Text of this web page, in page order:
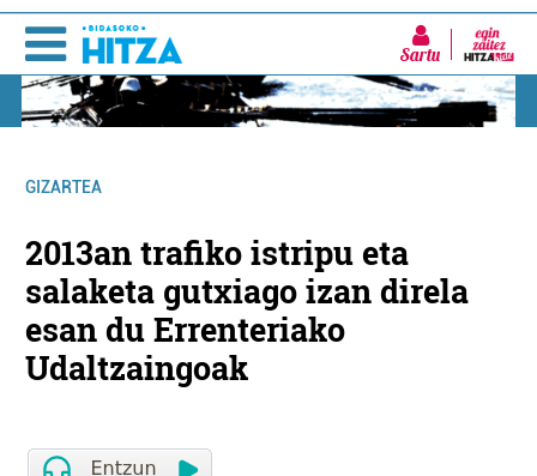
Sartu
GIZARTEA
2013an trafiko istripu eta
salaketa gutxiago izan direla
esan du Errenteriako
Udaltzaingoak